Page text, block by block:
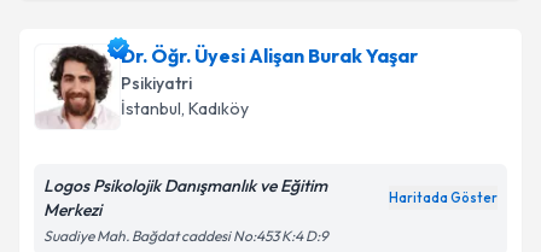
Klinik Psikolog Meriç Gürol için randevu takvimi
talebi oluşturun. Size bu uzmandan randevu almanız
için bir takvim hazırlandığında e-posta ile
bilgilendireceğiz.
Dr. Öğr. Üyesi Alişan Burak Yaşar
Psikiyatri
İstanbul , Kadıköy
Logos Psikolojik Danışmanlık ve Eğitim
Merkezi
Haritada Göster
Suadiye Mah. Bağdat caddesi No:453 K:4 D:9